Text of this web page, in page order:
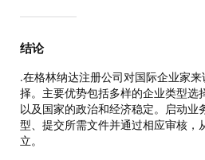
结论
.在格林纳达注册公司对国际企业家
择。主要优势包括多样的企业类型选
以及国家的政治和经济稳定。启动业
型、提交所需文件并通过相应审核，
立。